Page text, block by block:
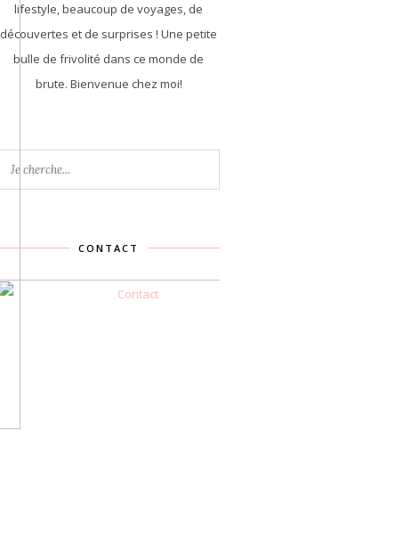
lifestyle, beaucoup de voyages, de
découvertes et de surprises ! Une petite
bulle de frivolité dans ce monde de
brute. Bienvenue chez moi!
CONTACT